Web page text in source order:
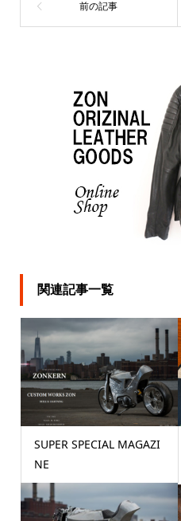
関連記事一覧
SUPER SPECIAL MAGAZI
NE